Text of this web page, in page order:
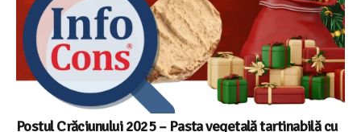
Postul Crăciunului 2025 – Pasta vegetală tartinabilă cu